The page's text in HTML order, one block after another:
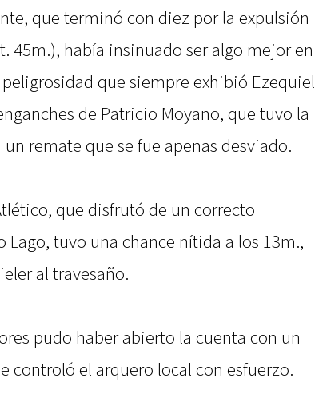
que terminó con diez por la expulsión
45m.), había insinuado ser algo mejor en
que siempre exhibió Ezequiel
de Patricio Moyano, que tuvo la
remate que se fue apenas desviado.
que disfrutó de un correcto
Lago, tuvo una chance nítida a los 13m.,
al travesaño.
pudo haber abierto la cuenta con un
controló el arquero local con esfuerzo.